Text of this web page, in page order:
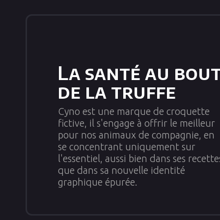
La santé au
de la truffe
Cyno est une marque de croquette
fictive, il s'engage à offrir le meilleur
pour nos animaux de compagnie, en
se concentrant uniquement sur
l'essentiel, aussi bien dans ses
que dans sa nouvelle identité
graphique épurée.